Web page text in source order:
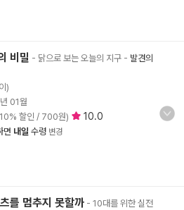
비밀 - 닭으로 보는 오늘의 지구 - 발견의
)
01월
할인 / 700원) 10.0
면 내일 수령 변경
를 멈추지 못할까 - 10대를 위한 실전